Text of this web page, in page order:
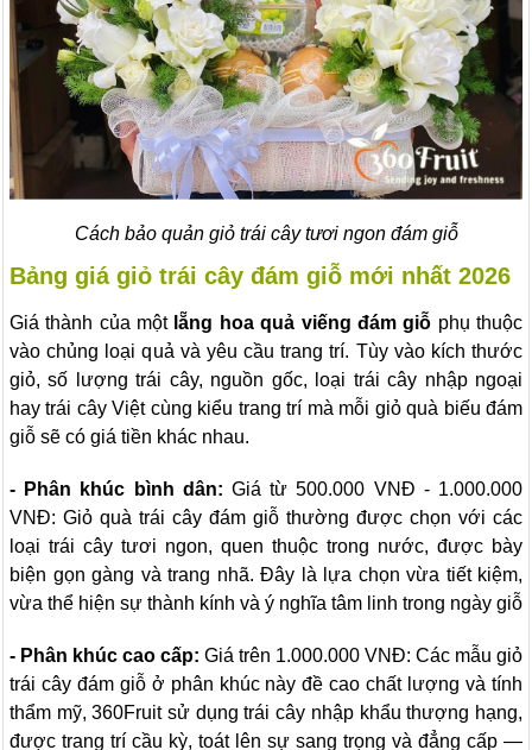
Cách bảo quản giỏ trái cây tươi ngon đám giỗ
Bảng giá giỏ trái cây đám giỗ mới nhất 2026
Giá thành của một lẵng hoa quả viếng đám giỗ phụ thuộc
vào chủng loại quả và yêu cầu trang trí. Tùy vào kích thước
giỏ, số lượng trái cây, nguồn gốc, loại trái cây nhập ngoại
hay trái cây Việt cùng kiểu trang trí mà mỗi giỏ quà biếu đám
giỗ sẽ có giá tiền khác nhau.
- Phân khúc bình dân: Giá từ 500.000 VNĐ - 1.000.000
VNĐ: Giỏ quà trái cây đám giỗ thường được chọn với các
loại trái cây tươi ngon, quen thuộc trong nước, được bày
biện gọn gàng và trang nhã. Đây là lựa chọn vừa tiết kiệm,
vừa thể hiện sự thành kính và ý nghĩa tâm linh trong ngày giỗ
- Phân khúc cao cấp: Giá trên 1.000.000 VNĐ: Các mẫu giỏ
trái cây đám giỗ ở phân khúc này đề cao chất lượng và tính
thẩm mỹ, 360Fruit sử dụng trái cây nhập khẩu thượng hạng,
được trang trí cầu kỳ, toát lên sự sang trọng và đẳng cấp —